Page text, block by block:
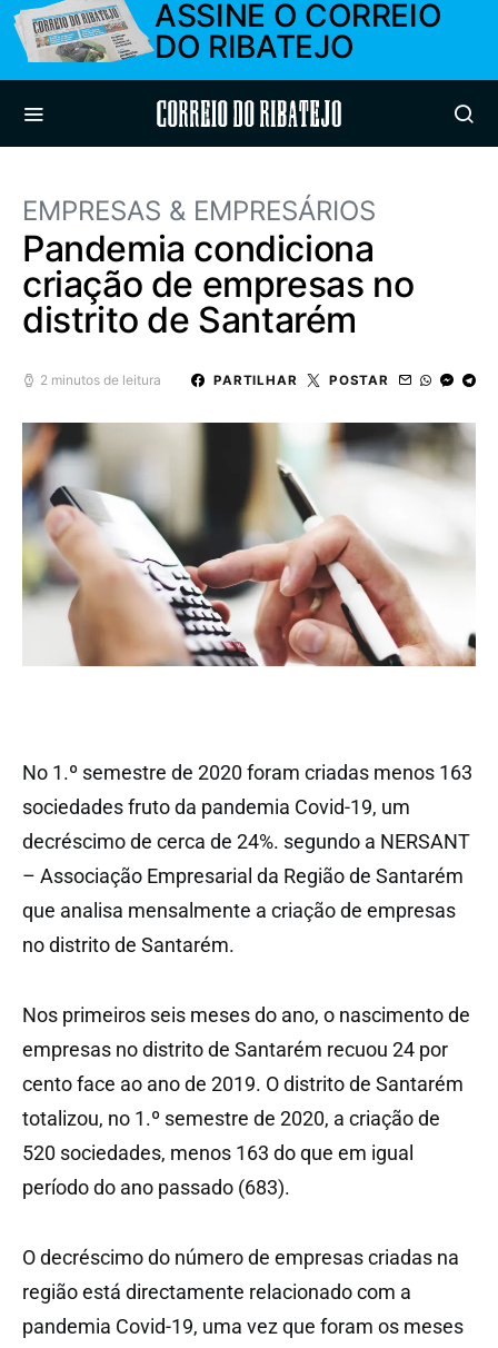
ASSINE O CORREIO
DO RIBATEJO
Correio do Ribatejo
EMPRESAS & EMPRESÁRIOS
Pandemia condiciona
criação de empresas no
distrito de Santarém
2 minutos de leitura PARTILHAR POSTAR
No 1.º semestre de 2020 foram criadas menos 163
sociedades fruto da pandemia Covid-19, um
decréscimo de cerca de 24%. segundo a NERSANT
– Associação Empresarial da Região de Santarém
que analisa mensalmente a criação de empresas
no distrito de Santarém.
Nos primeiros seis meses do ano, o nascimento de
empresas no distrito de Santarém recuou 24 por
cento face ao ano de 2019. O distrito de Santarém
totalizou, no 1.º semestre de 2020, a criação de
520 sociedades, menos 163 do que em igual
período do ano passado (683).
O decréscimo do número de empresas criadas na
região está directamente relacionado com a
pandemia Covid-19, uma vez que foram os meses